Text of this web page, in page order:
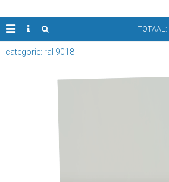
TOTAAL:
categorie: ral 9018